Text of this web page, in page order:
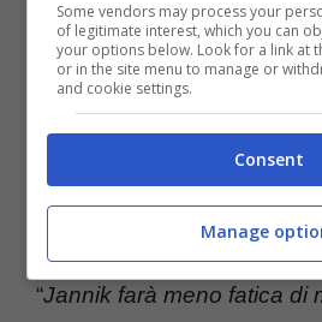
Sinner è come Ceccon:
fanno tutto in progressione
perdono, ma non sballano“.
La Pellegrini ha poi
paragone per il giovane
“Jannik farà meno fatica di
Some vendors may process your
of legitimate interest, which you can
your options below. Look for a link at
or in the site menu to manage or
and cookie settings.
Consent
Manage